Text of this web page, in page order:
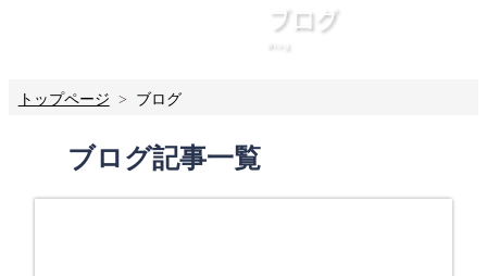
ブログ
Blog
トップページ ブログ
ブログ記事一覧